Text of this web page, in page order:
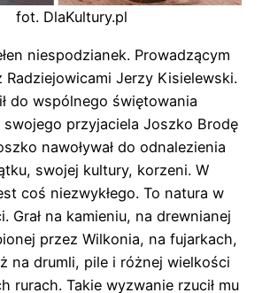
fot. DlaKultury.pl
niespodzianek. Prowadzącym
Radziejowicami Jerzy Kisielewski.
do wspólnego świętowania
swojego przyjaciela Joszko Brodę
nawoływał do odnalezienia
swojej kultury, korzeni. W
coś niezwykłego. To natura w
Grał na kamieniu, na drewnianej
przez Wilkonia, na fujarkach,
na drumli, pile i różnej wielkości
rurach. Takie wyzwanie rzucił mu